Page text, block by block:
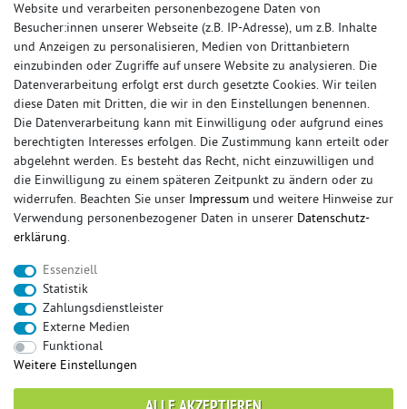
© Copyright 2026 Sportauspuff-Store.de - Alle Rechte vorbehalten.
Preisangaben inkl. gesetzlicher MwSt. und zzgl. Versandkosten
Das Internetportal für Sportendschalldämpfer, Komplettanlagen,
Rennsportanlagen, Sportendrohre, Universalteile, Fächerkrümmer,
Vorschalldämpfer, Sportkat, Ersatzrohr und Auspuffzubehör.
FOX, REMUS, FSW, FRIEDRICH MOTORSPORT, EISENMANN, ULTER
SPORT, NOVUS
sportauspuff sportkat
endrohr
downpipe
mittelschalldämpfer
fächerkrümmer
ulter vorschalldämpfer
Website und verarbeiten personenbezogene Daten von
Besucher:innen unserer Webseite (z.B. IP-Adresse), um z.B. Inhalte
und Anzeigen zu personalisieren, Medien von Drittanbietern
einzubinden oder Zugriffe auf unsere Website zu analysieren. Die
Datenverarbeitung erfolgt erst durch gesetzte Cookies. Wir teilen
diese Daten mit Dritten, die wir in den Einstellungen benennen.
Die Datenverarbeitung kann mit Einwilligung oder aufgrund eines
berechtigten Interesses erfolgen. Die Zustimmung kann erteilt oder
abgelehnt werden. Es besteht das Recht, nicht einzuwilligen und
die Einwilligung zu einem späteren Zeitpunkt zu ändern oder zu
widerrufen. Beachten Sie unser Impressum und weitere Hinweise zur
Verwendung personenbezogener Daten in unserer Daten­schutz­
erklärung.
Essenziell
Statistik
Zahlungsdienstleister
Externe Medien
Funktional
Weitere Einstellungen